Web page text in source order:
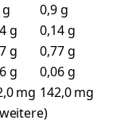
0,9 g
g
0,14 g
g
0,77 g
g
0,06 g
mg 142,0 mg